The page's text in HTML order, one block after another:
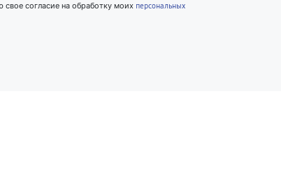
согласие на обработку моих персональных